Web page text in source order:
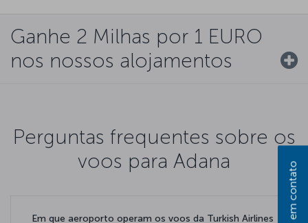
Ganhe 2 Milhas por 1 EURO
nos nossos alojamentos
Perguntas frequentes sobre os
voos para Adana
Em que aeroporto operam os voos da Turkish Airlines
Entre em contato